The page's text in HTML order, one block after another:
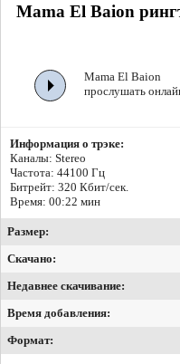
Mama El Baion
Mama El Baion
прослушать
Информация о трэке:
Каналы: Stereo
Частота: 44100 Гц
Битрейт: 320 Кбит/сек.
Время: 00:22 мин
Размер:
Скачано:
Недавнее скачивание:
Время добавления:
Формат: